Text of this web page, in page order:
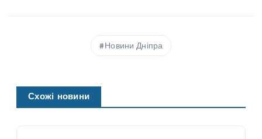
Новини Дніпра
Схожі новини